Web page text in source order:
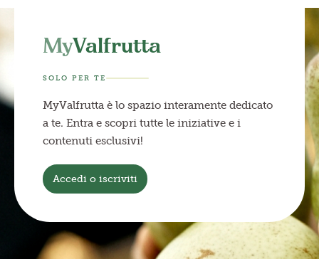
MyValfrutta
SOLO PER TE
MyValfrutta è lo spazio interamente dedicato
a te. Entra e scopri tutte le iniziative e i
contenuti esclusivi!
Accedi o iscriviti